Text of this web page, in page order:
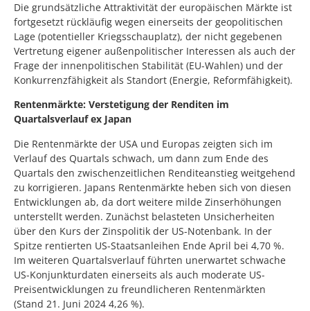
Die grundsätzliche Attraktivität der europäischen Märkte ist
fortgesetzt rückläufig wegen einerseits der geopolitischen
Lage (potentieller Kriegsschauplatz), der nicht gegebenen
Vertretung eigener außenpolitischer Interessen als auch der
Frage der innenpolitischen Stabilität (EU-Wahlen) und der
Konkurrenzfähigkeit als Standort (Energie, Reformfähigkeit).
Rentenmärkte: Verstetigung der Renditen im
Quartalsverlauf ex Japan
Die Rentenmärkte der USA und Europas zeigten sich im
Verlauf des Quartals schwach, um dann zum Ende des
Quartals den zwischenzeitlichen Renditeanstieg weitgehend
zu korrigieren. Japans Rentenmärkte heben sich von diesen
Entwicklungen ab, da dort weitere milde Zinserhöhungen
unterstellt werden. Zunächst belasteten Unsicherheiten
über den Kurs der Zinspolitik der US-Notenbank. In der
Spitze rentierten US-Staatsanleihen Ende April bei 4,70 %.
Im weiteren Quartalsverlauf führten unerwartet schwache
US-Konjunkturdaten einerseits als auch moderate US-
Preisentwicklungen zu freundlicheren Rentenmärkten
(Stand 21. Juni 2024 4,26 %).